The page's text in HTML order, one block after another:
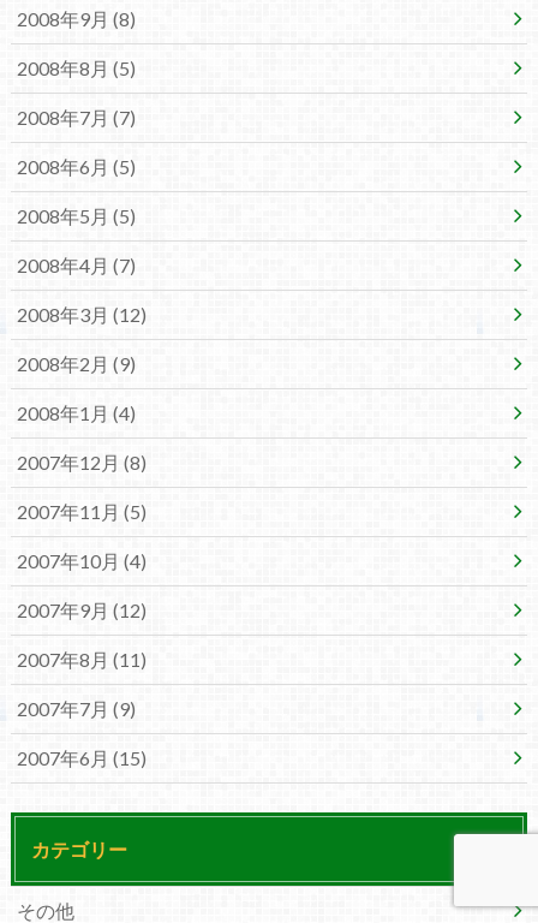
2008年9月 (8)
2008年8月 (5)
2008年7月 (7)
2008年6月 (5)
2008年5月 (5)
2008年4月 (7)
2008年3月 (12)
2008年2月 (9)
2008年1月 (4)
2007年12月 (8)
2007年11月 (5)
2007年10月 (4)
2007年9月 (12)
2007年8月 (11)
2007年7月 (9)
2007年6月 (15)
カテゴリー
その他